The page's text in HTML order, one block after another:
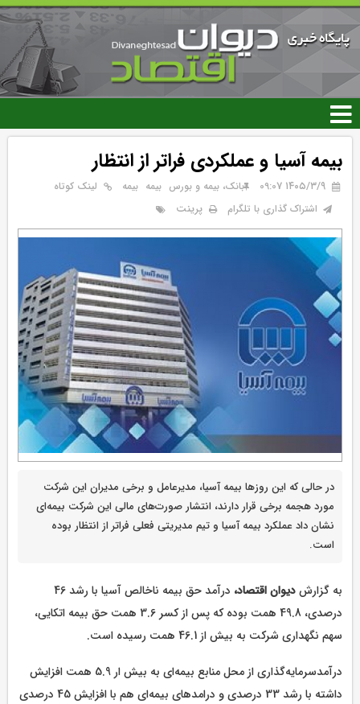
رفتن
محتوای
اصلی
بیمه آسیا و عملکردی فراتر از انتظار
۱۴۰۵/۳/۹ 09:07 بانک، بیمه و بورس بيمه بیمه
لینک کوتاه
اشتراک گذاری با تلگرام
پرینت
در حالی که این روزها بیمه آسیا، مدیرعامل و برخی مدیران این شرکت
مورد هجمه برخی قرار دارند، انتشار صورت‌های مالی این شرکت بیمه‌ای
نشان داد عملکرد بیمه آسیا و تیم مدیریتی فعلی فراتر از انتظار بوده
است.
به گزارشدیوان اقتصاد،
درآمد حق بیمه ناخالص آسیا با رشد 46
درصدی، 49.8 همت بوده که پس از کسر 3.6 همت حق بیمه اتکایی،
سهم نگهداری شرکت به بیش از 46.1 همت رسیده است.
درآمدسرمایه‌گذاری از محل منابع بیمه‌ای به بیش ار 5.9 همت افزایش
داشته با رشد 33 درصدی و درامدهای بیمه‌ای هم با افزایش 45 درصدی